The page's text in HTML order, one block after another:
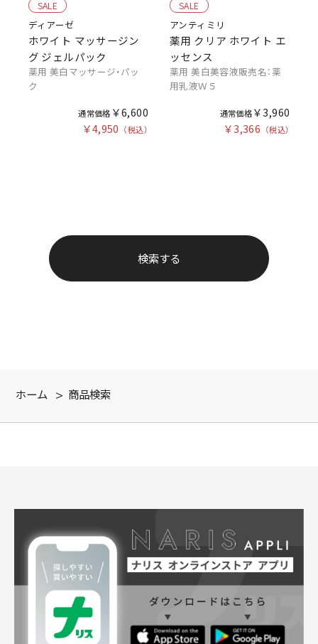
SALE
ディアーゼ
ホワイト マッサージン
グ ジェルパック
薬用 美白マッサージ・パッ
ク
￥6,600
￥4,950
SALE
アンティミリ
薬用 クリア ホワイト エ
ッセンス
薬用 美白美容液販売名：薬
用乳液Ｗ５
￥3,960
￥3,366
ホーム > 商品検索